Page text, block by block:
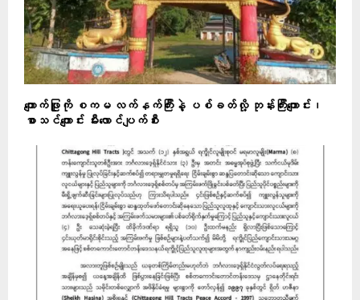
ကျောက်ဖြူကို စကမ လက်နက်ကြီးနဲ့ ပစ်ခတ်လို့ ဘုန်းကြီးကျောင်း၊
စာသင်ကျောင်း မီးလောင်ပျက်စီး